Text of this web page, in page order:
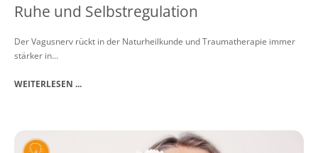
Ruhe und Selbstregulation
Der Vagusnerv rückt in der Naturheilkunde und Traumatherapie immer
stärker in...
WEITERLESEN ...